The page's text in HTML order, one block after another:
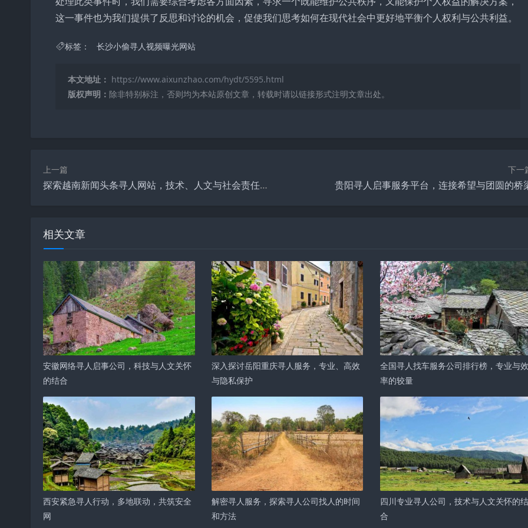
这一事件也为我们提供了反思和讨论的机会，促使我们思考如何在现代社会中更好地平衡个人权利与公共利益。
标签： 长沙小偷寻人视频曝光网站
本文地址： https://www.aixunzhao.com/hydt/5595.html
版权声明： 除非特别标注，否则均为本站原创文章，转载时请以链接形式注明文章出处。
上一篇
探索越南新闻头条寻人网站，技术、人文与社会责任的交汇点
下一
贵阳寻人启事服务平台，连接希望与团圆的桥
相关文章
安徽网络寻人启事公司，科技与人文关怀
的结合
深入探讨岳阳重庆寻人服务，专业、高效
与隐私保护
全国寻人找车服务公司排行榜，专业与效
率的较量
西安紧急寻人行动，多地联动，共筑安全
网
解密寻人服务，探索寻人公司找人的时间
和方法
四川专业寻人公司，技术与人文关怀的结
合